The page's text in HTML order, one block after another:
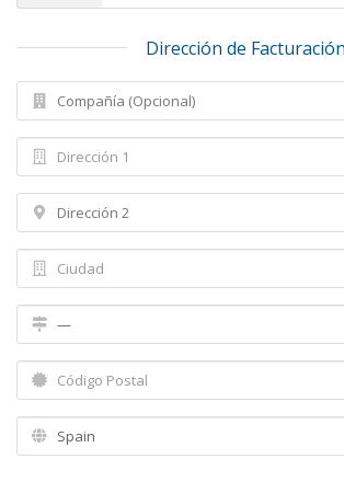
Dirección de Facturación